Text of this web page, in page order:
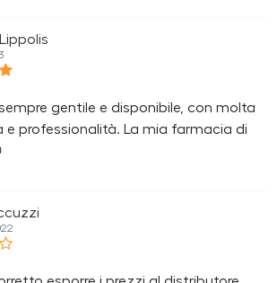
gentile e disponibile, con molta
e professionalità. La mia farmacia di